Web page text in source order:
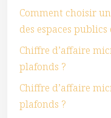
Comment choisir
des espaces
Chiffre d’affaire
plafonds ?
Chiffre d’affaire
plafonds ?